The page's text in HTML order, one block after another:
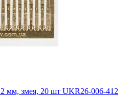
мм, змея, 20 шт UKR26-006-412